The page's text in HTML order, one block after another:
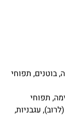
בוטנים, תפוחי
תפוחי
עגבניות,